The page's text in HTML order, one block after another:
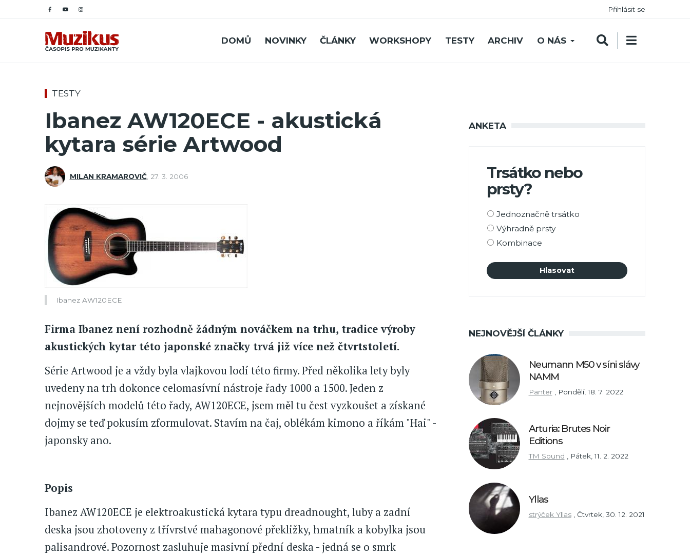
Přihlásit se
DOMŮ NOVINKY ČLÁNKY WORKSHOPY TESTY ARCHIV O NÁS
TESTY
Ibanez AW120ECE - akustická
kytara série Artwood
MILAN KRAMAROVIČ, 27. 3. 2006
Ibanez AW120ECE
Firma Ibanez není rozhodně žádným nováčkem na trhu, tradice výroby
akustických kytar této japonské značky trvá již více než čtvrtstoletí.
Série Artwood je a vždy byla vlajkovou lodí této firmy. Před několika lety byly
uvedeny na trh dokonce celomasívní nástroje řady 1000 a 1500. Jeden z
nejnovějších modelů této řady, AW120ECE, jsem měl tu čest vyzkoušet a získané
dojmy se teď pokusím zformulovat. Stavím na čaj, oblékám kimono a říkám "Hai" -
japonsky ano.
Popis
Ibanez AW120ECE je elektroakustická kytara typu dreadnought, luby a zadní
deska jsou zhotoveny z třívrstvé mahagonové překližky, hmatník a kobylka jsou
palisandrové. Pozornost zasluhuje masivní přední deska - jedná se o smrk
ANKETA
Trsátko nebo
prsty?
Možnosti
výběru
Jednoznačně trsátko
Výhradně prsty
Kombinace
NEJNOVĚJŠÍ ČLÁNKY
Neumann M50 v síni slávy
NAMM
Panter Pondělí, 18. 7. 2022
Arturia: Brutes Noir
Editions
TM Sound , Pátek, 11. 2. 2022
Yllas
strýček Yllas Čtvrtek, 30. 12. 2021